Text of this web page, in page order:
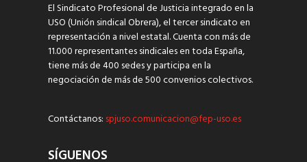
El Sindicato Profesional de Justicia integrado en la
USO (Unión sindical Obrera), el tercer sindicato en
representación a nivel estatal. Cuenta con más de
11.000 representantes sindicales en toda España,
tiene más de 400 sedes y participa en la
negociación de más de 500 convenios colectivos.
Contáctanos: spjuso.comunicacion@fep-uso.es
SÍGUENOS